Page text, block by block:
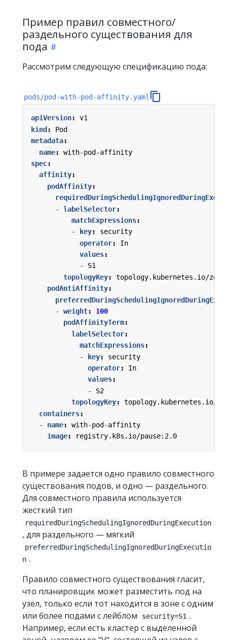
Пример правил совместного/
раздельного существования для
пода
Рассмотрим следующую спецификацию пода:
pods/pod-with-pod-affinity.yaml
apiVersion:
v1
kind :
Pod
metadata:
name:
with-pod-affinity
spec:
affinity:
podAffinity:
- labelSelector:
matchExpressions:
-
key:
security
operator:
In
values:
- S1
topologyKey:
topology.kubernetes.io/zone
podAntiAffinity:
- weight:
100
podAffinityTerm:
labelSelector:
matchExpressions:
-
key:
security
operator:
In
values:
- S2
topologyKey:
topology.kubernetes.io/
containers:
- name:
with-pod-affinity
image: registry.k8s.io/pause:2.0
В примере задается одно правило совместного
существования подов, и одно — раздельного.
Для совместного правила используется
жесткий тип
requiredDuringSchedulingIgnoredDuringExecution
, для раздельного — мягкий
preferredDuringSchedulingIgnoredDuringExecutio
n .
Правило совместного существования гласит,
что планировщик может разместить под на
узел, только если тот находится в зоне с одним
или более подами с лейблом
security=S1 .
Например, если есть кластер с выделенной